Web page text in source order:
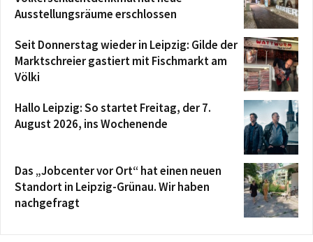
Ausstellungsräume erschlossen
Seit Donnerstag wieder in Leipzig: Gilde der
Marktschreier gastiert mit Fischmarkt am
Völki
Hallo Leipzig: So startet Freitag, der 7.
August 2026, ins Wochenende
Das „Jobcenter vor Ort“ hat einen neuen
Standort in Leipzig-Grünau. Wir haben
nachgefragt